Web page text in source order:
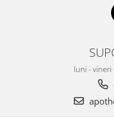
luni - vineri